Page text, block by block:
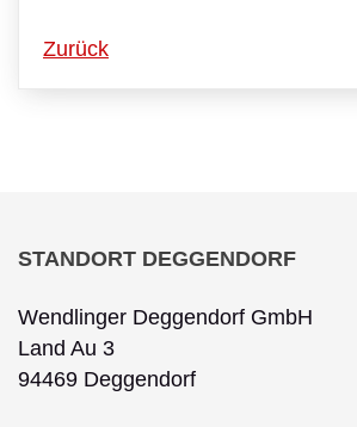
Zurück
STANDORT DEGGENDORF
Wendlinger Deggendorf GmbH
Land Au 3
94469 Deggendorf